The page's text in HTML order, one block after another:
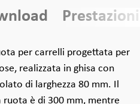
Prestazioni
per carrelli progettata per
realizzata in ghisa con
di larghezza 80 mm. Il
è di 300 mm, mentre